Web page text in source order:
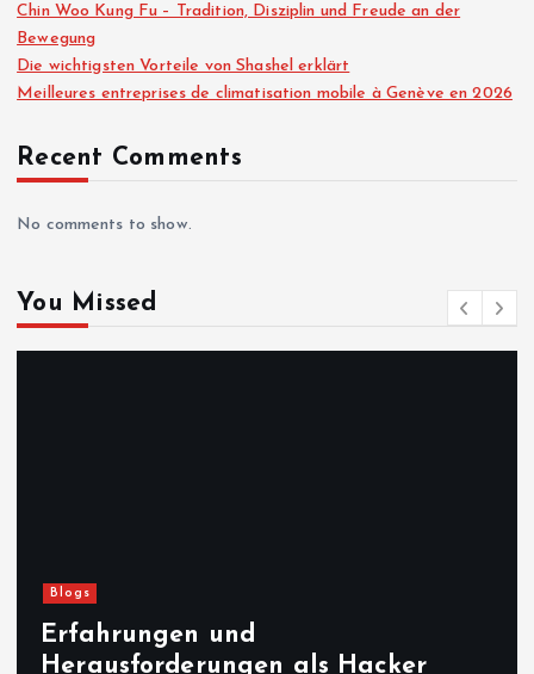
a
g
Chin Woo Kung Fu – Tradition, Disziplin und Freude an der
Bewegung
Die wichtigsten Vorteile von Shashel erklärt
Meilleures entreprises de climatisation mobile à Genève en 2026
Recent Comments
No comments to show.
You Missed
Blogs
Erfahrungen und
Herausforderungen als Hacker